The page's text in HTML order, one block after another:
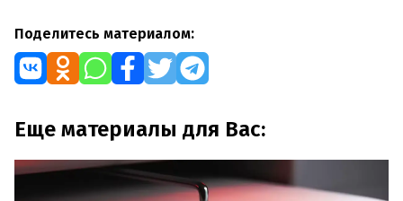
Поделитесь материалом:
Еще материалы для Вас: